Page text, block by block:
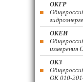
ОКГР
ОКЕИ
измерения
ОКЗ
ОК 010-